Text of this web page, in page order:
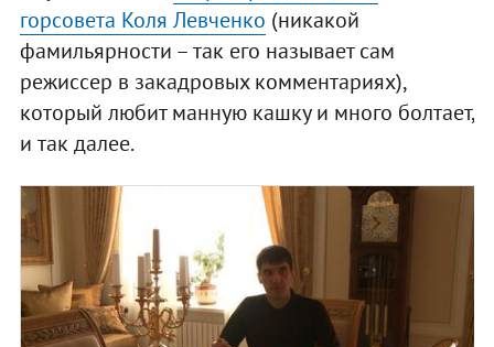
горсовета Коля Левченко (никакой
фамильярности – так его называет сам
режиссер в закадровых комментариях),
который любит манную кашку и много болтает,
и так далее.